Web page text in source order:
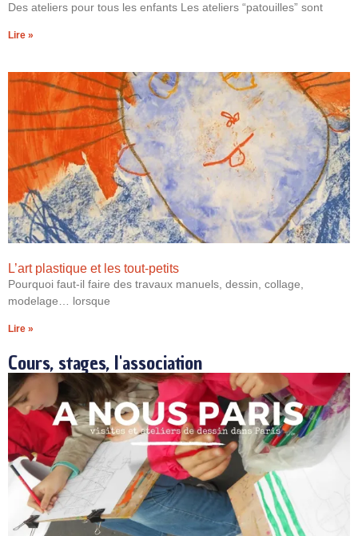
Des ateliers pour tous les enfants Les ateliers “patouilles” sont
Lire »
L’art plastique et les tout-petits
Pourquoi faut-il faire des travaux manuels, dessin, collage,
modelage… lorsque
Lire »
Cours, stages, l'association